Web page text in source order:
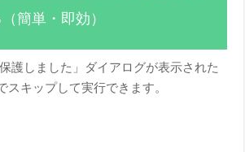
簡単・即効）
保護しました」ダイアログが表示された
スキップして実行できます。